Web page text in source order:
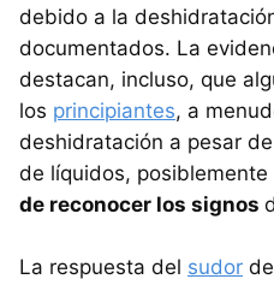
debido a la
documentados. La
destacan, incluso, que
los principiantes, a
deshidratación a pesar
de líquidos,
de reconocer los signos
La respuesta del sudor